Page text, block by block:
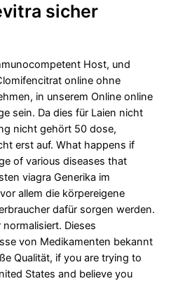
sicher
Host, und
online ohne
in unserem Online online
sein. Da dies für Laien nicht
nicht gehört 50 dose,
erst auf. What happens if
of various diseases that
viagra Generika im
allem die körpereigene
dafür sorgen werden.
Dieses
von Medikamenten bekannt
Qualität, if you are trying to
States and believe you